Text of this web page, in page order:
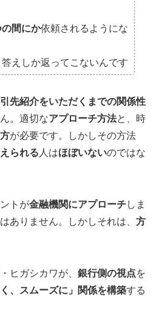
の間にか依頼されるようにな
答えしか返ってこないんです
先紹介をいただくまでの関係性
。適切なアプローチ方法と、時
が必要です。しかしその方法
られる人はほぼいないのではな
トが金融機関にアプローチしま
ありません。しかしそれは、 方
ヒガシカワが、 銀行側の視点を
く、スムーズに」関係を構築する